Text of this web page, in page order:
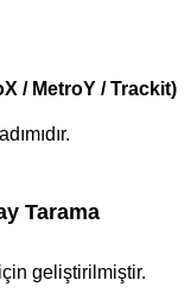
/ MetroY / Trackit)
Tarama
geliştirilmiştir.